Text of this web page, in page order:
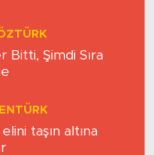
Bitti, Şimdi Sıra
taşın altına